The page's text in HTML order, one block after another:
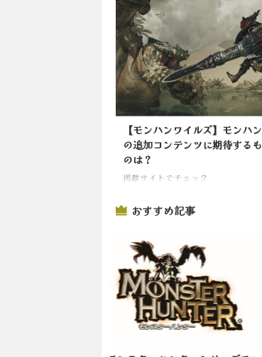
【モンハンワイルズ】モンハン
の追加コンテンツに期待するも
のは？
掲載サイトでチェック
おすすめ記事